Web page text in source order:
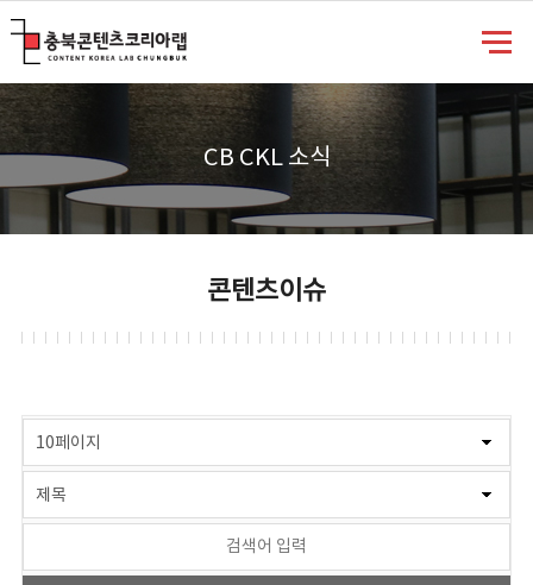
CB CKL 소식
콘텐츠이슈